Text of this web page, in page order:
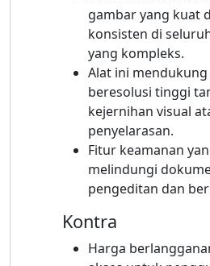
gambar yang kuat
konsisten di
yang kompleks.
Alat ini
beresolusi tinggi
kejernihan visual
penyelarasan.
Fitur keamanan
melindungi
pengeditan dan
Kontra
Harga